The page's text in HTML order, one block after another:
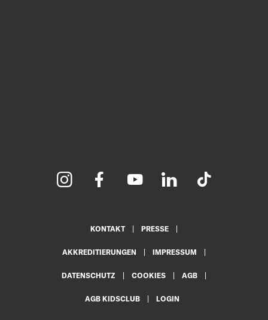
KONTAKT PRESSE
AKKREDITIERUNGEN IMPRESSUM
DATENSCHUTZ COOKIES AGB
AGB KIDSCLUB LOGIN